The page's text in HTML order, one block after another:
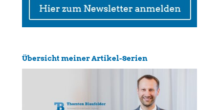
Übersicht meiner Artikel-Serien